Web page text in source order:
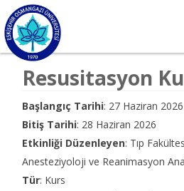
Resusitasyon
Başlangıç Tarihi: 27 Haziran 2026
Bitiş Tarihi: 28 Haziran 2026
Etkinliği Düzenleyen: Tıp
Anesteziyoloji ve Reanimasyon
Tür: Kurs